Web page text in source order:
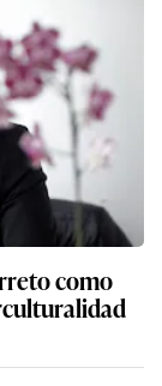
como